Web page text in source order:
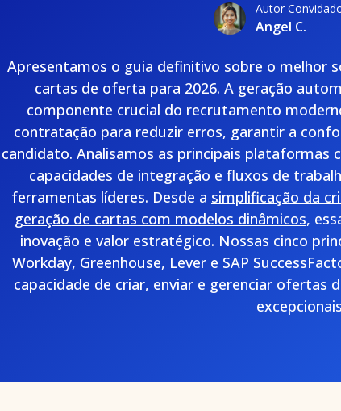
Autor
Angel C.
Apresentamos o guia definitivo sobre o melhor
cartas de oferta para 2026. A geração
componente crucial do recrutamento
contratação para reduzir erros, garantir a
candidato. Analisamos as principais plataformas
capacidades de integração e fluxos de
ferramentas líderes. Desde a simplificação da
geração de cartas com modelos dinâmicos,
inovação e valor estratégico. Nossas cinco
Workday, Greenhouse, Lever e SAP
capacidade de criar, enviar e gerenciar ofertas